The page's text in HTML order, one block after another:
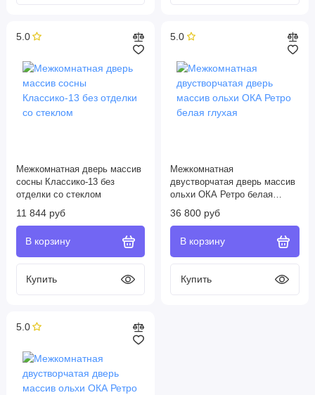
5.0
Межкомнатная дверь массив
сосны Классико-13 без
отделки со стеклом
11 844 руб
5.0
Межкомнатная
двустворчатая дверь массив
ольхи ОКА Ретро белая
глухая
36 800 руб
5.0